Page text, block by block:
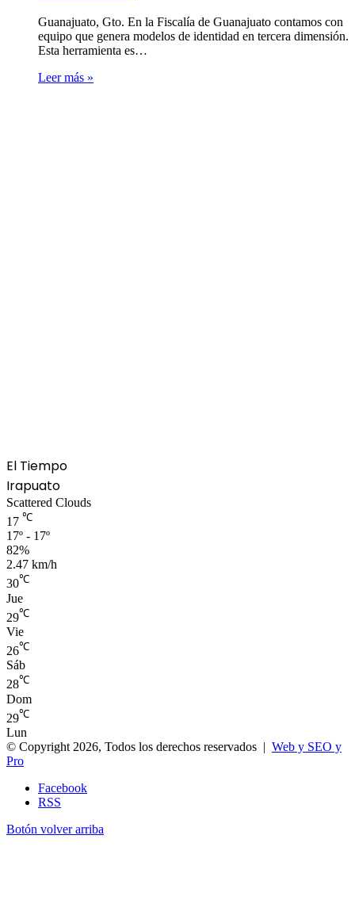
Guanajuato, Gto. En la Fiscalía de Guanajuato contamos con
equipo que genera modelos de identidad en tercera dimensión.
Esta herramienta es…
Leer más »
El Tiempo
Irapuato
Scattered Clouds
17 ℃
17º - 17º
82%
2.47 km/h
30℃
Jue
29℃
Vie
26℃
Sáb
28℃
Dom
29℃
Lun
© Copyright 2026, Todos los derechos reservados | Web y SEO y
Pro
Facebook
RSS
Botón volver arriba